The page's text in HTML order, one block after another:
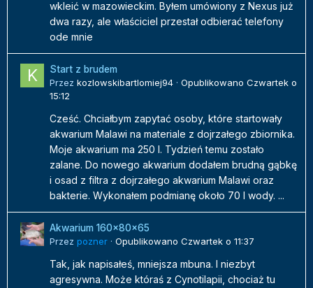
wkleić w mazowieckim. Byłem umówiony z Nexus już
dwa razy, ale właściciel przestał odbierać telefony
ode mnie
Start z brudem
Przez kozlowskibartlomiej94 · Opublikowano Czwartek o
15:12
Cześć. Chciałbym zapytać osoby, które startowały
akwarium Malawi na materiale z dojrzałego zbiornika.
Moje akwarium ma 250 l. Tydzień temu zostało
zalane. Do nowego akwarium dodałem brudną gąbkę
i osad z filtra z dojrzałego akwarium Malawi oraz
bakterie. Wykonałem podmianę około 70 l wody. ...
Akwarium 160x80x65
Przez pozner · Opublikowano Czwartek o 11:37
Tak, jak napisałeś, mniejsza mbuna. I niezbyt
agresywna. Może któraś z Cynotilapii, chociaż tu